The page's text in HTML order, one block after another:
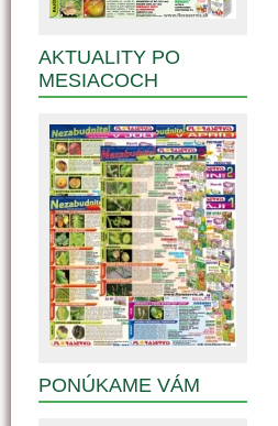
AKTUALITY PO
MESIACOCH
PONÚKAME VÁM